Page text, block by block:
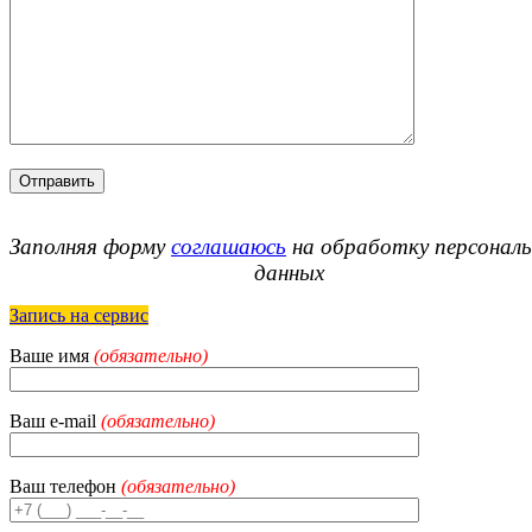
Заполняя формусоглашаюсь на обработку
данных
Запись на сервис
Ваше имя (обязательно)
Ваш e-mail (обязательно)
Ваш телефон (обязательно)